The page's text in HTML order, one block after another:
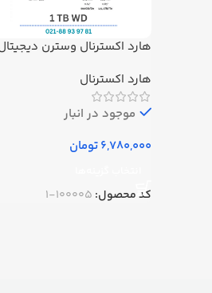
هارد اکسترنال وسترن
هارد اکسترنال
موجود در انبار
تومان
کد محصول: 100005-1